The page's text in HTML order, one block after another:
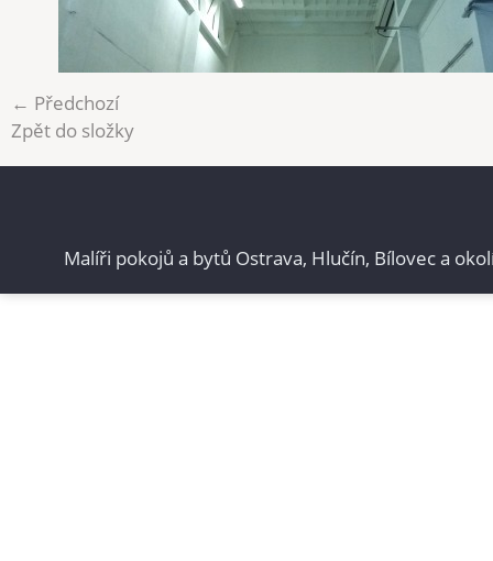
← Předchozí
Zpět do složky
Malíři pokojů a bytů Ostrava, Hlučín, Bílovec a